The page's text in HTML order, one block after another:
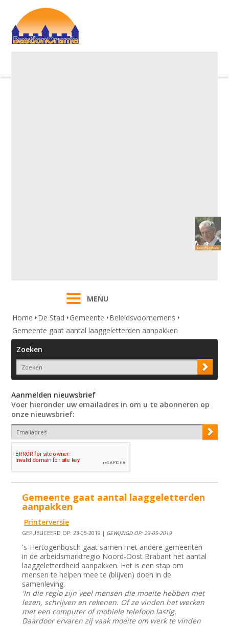
MENU
Home
De Stad Gemeente
Beleidsvoornemens
Gemeente gaat aantal laaggeletterden aanpakken
Zoeken
Aanmelden nieuwsbrief
Voer hieronder uw emailadres in om u te abonneren op
onze nieuwsbrief:
Gemeente gaat aantal laaggeletterden
aanpakken
Printerversie
GEPUBLICEERD OP: 23-05-2019 | GEWIJZIGD OP: 23-05-2019
's-Hertogenbosch gaat samen met andere gemeenten
in de arbeidsmarktregio Noord-Oost Brabant het aantal
laaggeletterdheid aanpakken. Het is een stap om
mensen te helpen mee te (blijven) doen in de
samenleving.
'In die regio zijn veel mensen die moeite hebben met
lezen, schrijven en rekenen. Of ze vinden het werken
met een computer of mobiele telefoon lastig.
Daardoor ervaren zij vaak moeite om werk te vinden